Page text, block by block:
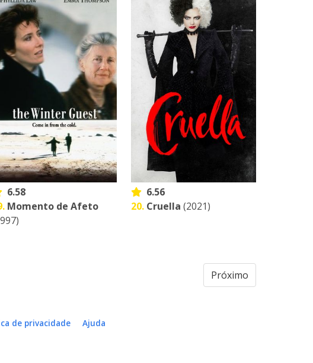
6.58
Momento de Afeto
6.56
20. Cruella (2021)
Próximo
de privacidade Ajuda